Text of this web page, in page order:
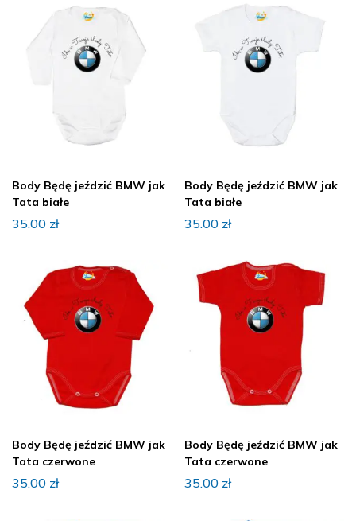
Body Będę jeździć BMW jak
Tata białe
35.00 zł
Body Będę jeździć BMW jak
Tata białe
35.00 zł
Body Będę jeździć BMW jak
Tata czerwone
35.00 zł
Body Będę jeździć BMW jak
Tata czerwone
35.00 zł